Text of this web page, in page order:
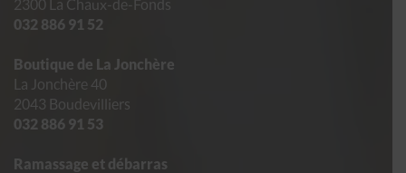
2300 La Chaux-de-Fonds
032 886 91 52
Boutique de La Jonchère
La Jonchère 40
2043 Boudevilliers
032 886 91 53
Ramassage et débarras